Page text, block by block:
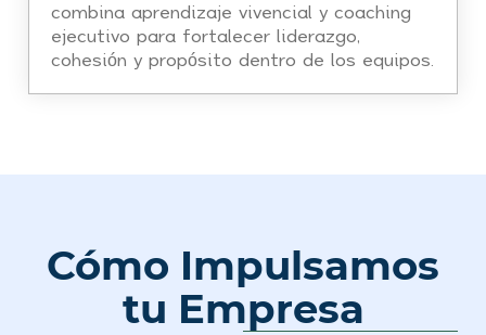
combina aprendizaje vivencial y coaching
ejecutivo para fortalecer liderazgo,
cohesión y propósito dentro de los equipos.
Cómo Impulsamos
tu Empresa